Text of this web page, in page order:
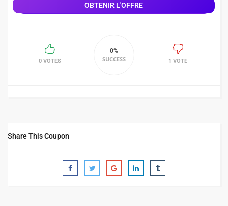
OBTENIR L'OFFRE
0 VOTES
0%
SUCCESS 1 VOTE
Share This Coupon